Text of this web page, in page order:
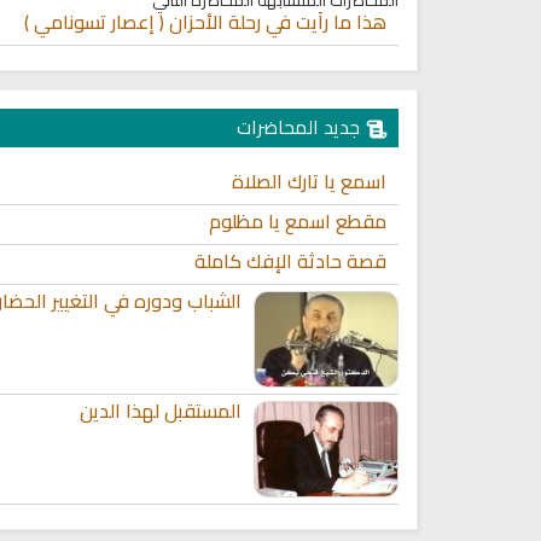
هذا ما رأيت في رحلة الأحزان ( إعصار تسونامي )
جديد المحاضرات
اسمع يا تارك الصلاة
مقطع اسمع يا مظلوم
قصة حادثة الإفك كاملة
الشباب ودوره في التغيير
المستقبل لهذا الدين